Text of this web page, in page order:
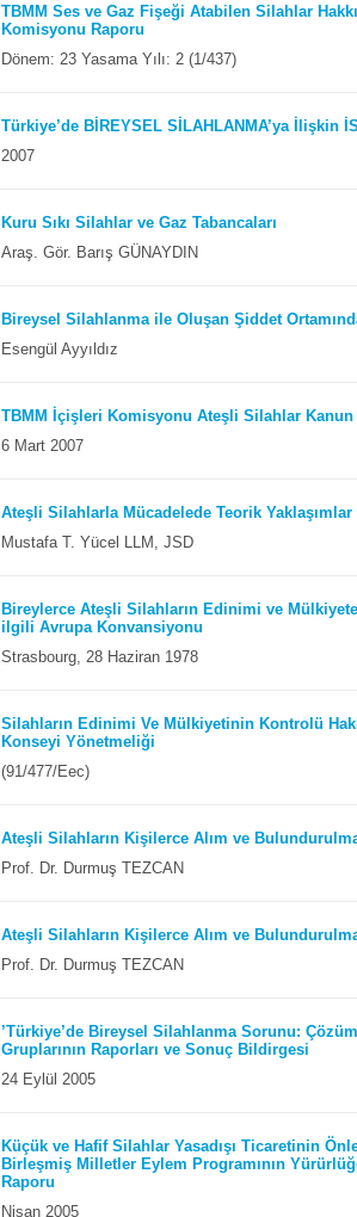
TBMM Ses ve Gaz Fişeği Atabilen Silahlar
Komisyonu Raporu
Dönem: 23 Yasama Yılı: 2 (1/437)
Türkiye’de BİREYSEL SİLAHLANMA’ya İlişkin
2007
Kuru Sıkı Silahlar ve Gaz Tabancaları
Araş. Gör. Barış GÜNAYDIN
Bireysel Silahlanma ile Oluşan Şiddet
Esengül Ayyıldız
TBMM İçişleri Komisyonu Ateşli Silahlar Kanun
6 Mart 2007
Ateşli Silahlarla Mücadelede Teorik Yaklaşımlar
Mustafa T. Yücel LLM, JSD
Bireylerce Ateşli Silahların Edinimi ve
ilgili Avrupa Konvansiyonu
Strasbourg, 28 Haziran 1978
Silahların Edinimi Ve Mülkiyetinin Kontrolü
Konseyi Yönetmeliği
(91/477/Eec)
Ateşli Silahların Kişilerce Alım ve
Prof. Dr. Durmuş TEZCAN
Ateşli Silahların Kişilerce Alım ve
Prof. Dr. Durmuş TEZCAN
’Türkiye’de Bireysel Silahlanma Sorunu:
Gruplarının Raporları ve Sonuç Bildirgesi
24 Eylül 2005
Küçük ve Hafif Silahlar Yasadışı Ticaretinin
Birleşmiş Milletler Eylem Programının
Raporu
Nisan 2005